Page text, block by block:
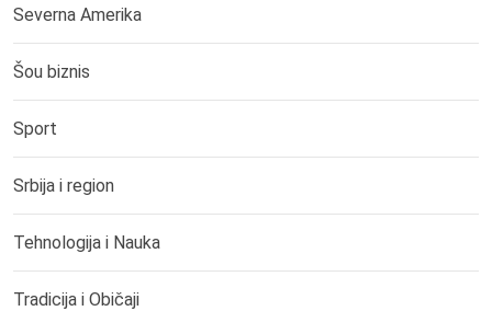
Severna Amerika
Šou biznis
Sport
Srbija i region
Tehnologija i Nauka
Tradicija i Običaji